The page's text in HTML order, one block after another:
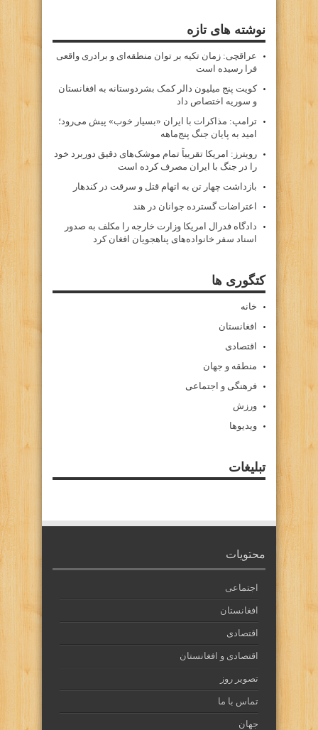
نوشته های تازه
عراقچی: زمان تکیه بر توان منطقه‌ای و برادری واقعی
فرا رسیده است
کویت پنج میلیون دالر کمک بشردوستانه به افغانستان
و سوریه اختصاص داد
ترامپ: مذاکرات با ایران «بسیار خوب» پیش می‌رود؛
امید به پایان جنگ پنج‌ماهه
رویترز: امریکا تقریباً تمام موشک‌های دقیق دوربرد خود
را در جنگ با ایران مصرف کرده است
بازداشت چهار تن به اتهام قتل و سرقت در کندهار
اعتراضات گسترده جوانان در هند
دادگاه فدرال امریکا وزارت خارجه را مکلف به صدور
اسناد سفر خانواده‌های پناهجویان افغان کرد
کتگوری ها
خانه
افغانستان
اقتصادی
منطقه و جهان
فرهنگی و اجتماعی
ورزش
ویدیوها
تبلیغات
محتویات
اجتماعی
افغانستان
اقتصادی
اقتصادی و افغانستان
تصویر روز
تماس با ما
جهان